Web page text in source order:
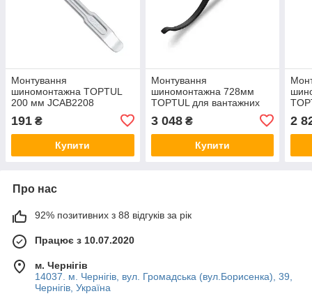
Монтування
шиномонтажна TOPTUL
200 мм JCAB2208
191 ₴
Купити
Монтування
шиномонтажна 728мм
TOPTUL для вантажних
3 048₴
Купити
2
Про нас
92% позитивних з 88 відгуків за рік
Працює з 10.07.2020
м. Чернігів
14037. м. Чернігів, вул. Громадська (вул.Борисенка), 39,
Чернігів, Україна